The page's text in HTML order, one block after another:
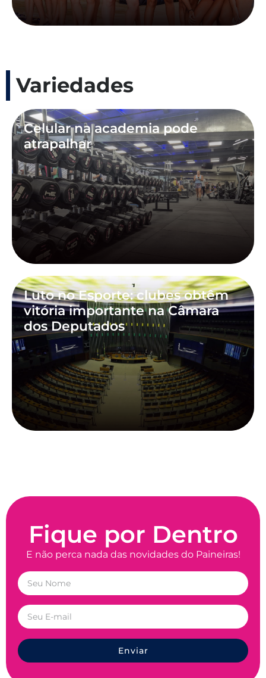
Variedades
Celular na academia pode
atrapalhar
Luto no Esporte: clubes obtêm
vitória importante na Câmara
dos Deputados
Fique por Dentro
E não perca nada das novidades do Paineiras!
Enviar